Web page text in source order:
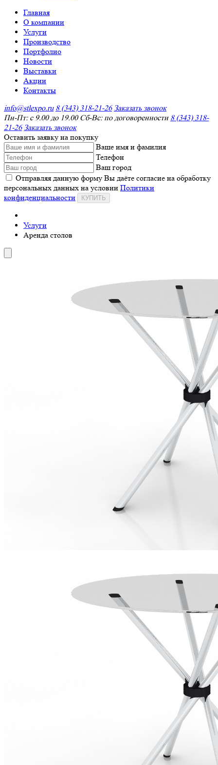
Главная
О компании
Услуги
Производство
Портфолио
Новости
Выставки
Акции
Контакты
info@stlexpo.ru 8 (343) 318-21-26 Заказать звонок
Пн-Пт: с 9.00 до 19.00 Сб-Вс: по договоренности 8 (343) 318-
21-26 Заказать звонок
Оставить заявку на покупку
Ваше имя и фамилия
Телефон
Ваш город
Отправляя данную форму Вы даёте согласие на обработку
персональных данных на условии Политики
конфиденциальности
КУПИТЬ
Услуги
Аренда столов